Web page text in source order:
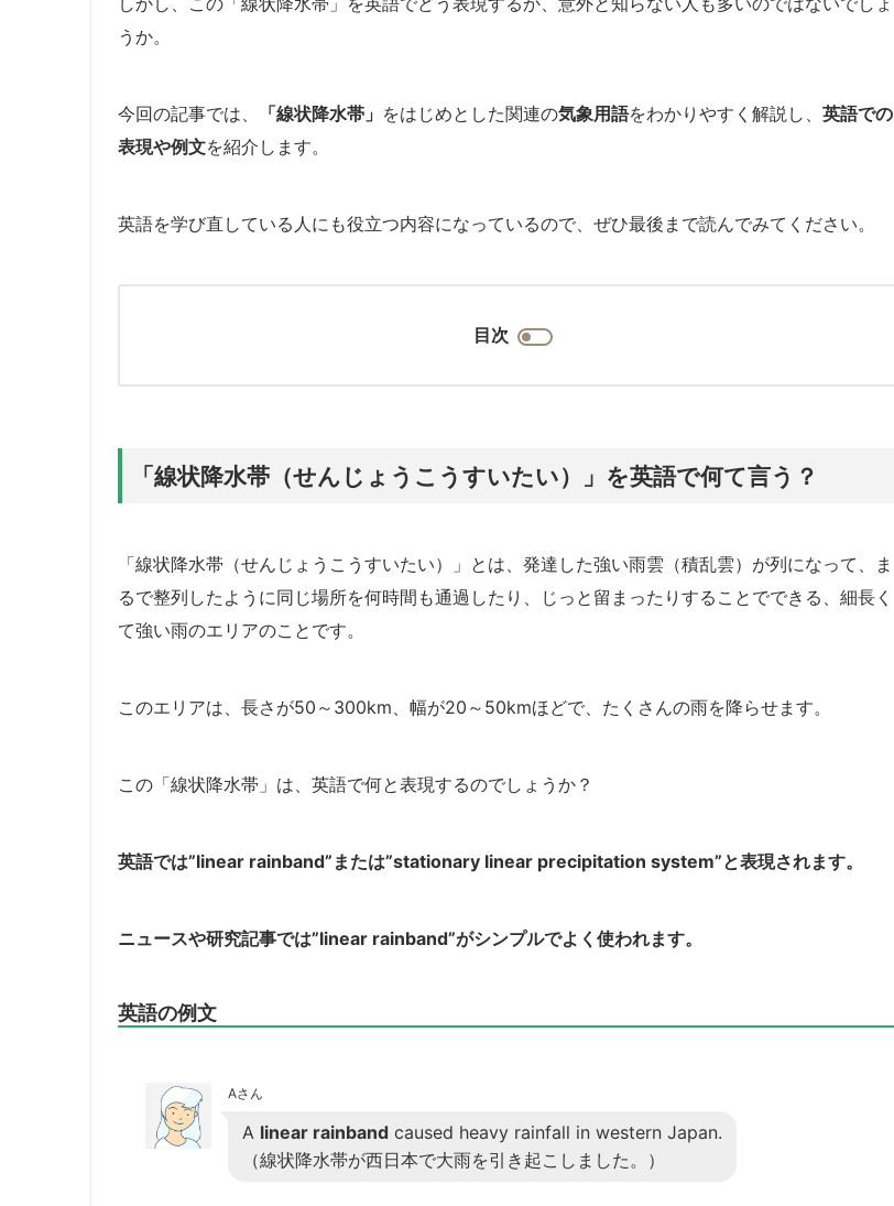
うか。
今回の記事では、 「線状降水帯」 をはじめとした関連の気象用語をわかりやすく解説し、 英語での
表現や例文を紹介します。
英語を学び直している人にも役立つ内容になっているので、ぜひ最後まで読んでみてください。
目次
「線状降水帯（せんじょうこうすいたい）」を英語で何て言う？
「線状降水帯（せんじょうこうすいたい）」とは、発達した強い雨雲（積乱雲）が列になって、ま
るで整列したように同じ場所を何時間も通過したり、じっと留まったりすることでできる、細長く
て強い雨のエリアのことです。
このエリアは、長さが50～300km、幅が20～50kmほどで、たくさんの雨を降らせます。
この「線状降水帯」は、英語で何と表現するのでしょうか？
英語では”linear rainband”または”stationary linear precipitation system”と表現されます。
ニュースや研究記事では”linear rainband”がシンプルでよく使われます。
英語の例文
Aさん
A linear rainband caused heavy rainfall in western Japan.
（線状降水帯が西日本で大雨を引き起こしました。）